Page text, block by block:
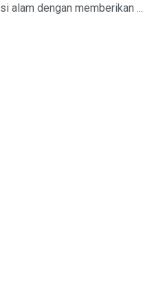
alam dengan memberikan ...